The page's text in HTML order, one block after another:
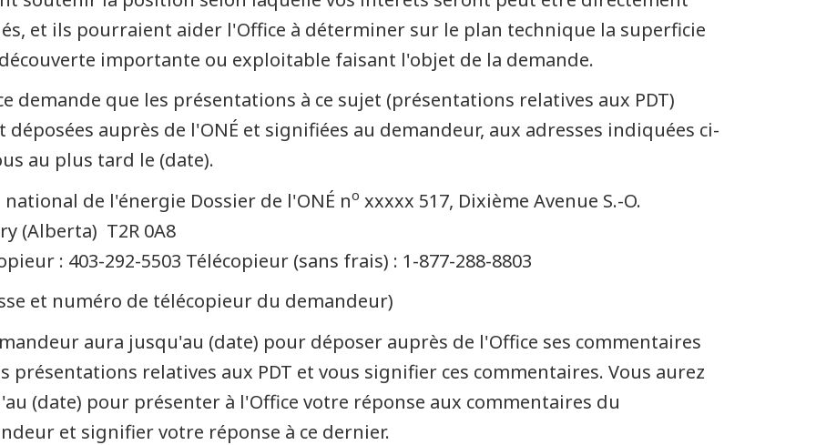
et ils pourraient aider l'Office à déterminer sur le plan technique la superficie
importante ou exploitable faisant l'objet de la demande.
demande que les présentations à ce sujet (présentations relatives aux PDT)
déposées auprès de l'ONÉ et signifiées au demandeur, aux adresses indiquées ci-
au plus tard le (date).
national de l'énergie Dossier de l'ONÉ no xxxxx 517, Dixième Avenue S.-O.
(Alberta) T2R 0A8
: 403-292-5503 Télécopieur (sans frais) : 1-877-288-8803
et numéro de télécopieur du demandeur)
aura jusqu'au (date) pour déposer auprès de l'Office ses commentaires
présentations relatives aux PDT et vous signifier ces commentaires. Vous aurez
(date) pour présenter à l'Office votre réponse aux commentaires du
et signifier votre réponse à ce dernier.